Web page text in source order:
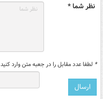
نظر شما *
* لطفا عدد مقابل را در جعبه متن وارد کنید